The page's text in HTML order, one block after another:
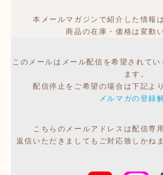
本メールマガジンで紹介した情報
商品の在庫・価格は変動
このメールはメール配信を希望されて
ます。
配信停止をご希望の場合は下記よ
メルマガの登録
こちらのメールアドレスは配信専
返信いただきましてもご対応致しかね